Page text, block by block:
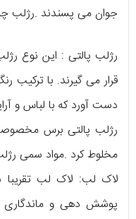
جوان می پسندند .رژلب
رژلب پالتی : این نوع
قرار می گیرند. با ترکیب
دست آورد که با لباس و
رژلب پالتی برس
مخلوط کرد .مواد سمی
لاک لب: لاک لب
پوشش دهی و ماندگاری